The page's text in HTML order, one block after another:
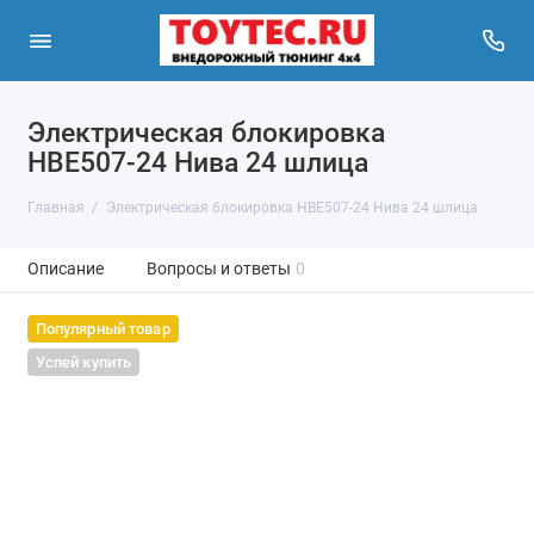
Электрическая блокировка
HBE507-24 Нива 24 шлица
Главная Электрическая блокировка HBE507-24 Нива 24 шлица
Описание Вопросы и ответы 0
Популярный товар
Успей купить